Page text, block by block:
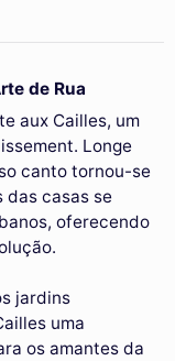
de Rua
aux Cailles, um
Longe
canto tornou-se
das casas se
oferecendo
jardins
uma
os amantes da